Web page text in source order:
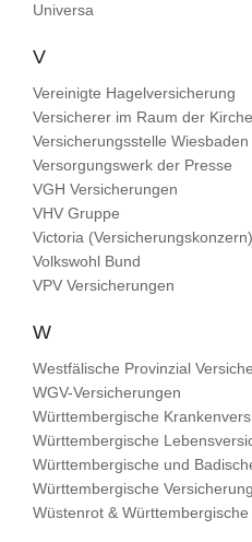
Universa
V
Vereinigte Hagelversicherung
Versicherer im Raum der
Versicherungsstelle Wiesbaden
Versorgungswerk der Presse
VGH Versicherungen
VHV Gruppe
Victoria (Versicherungskonzern)
Volkswohl Bund
VPV Versicherungen
W
Westfälische Provinzial
WGV-Versicherungen
Württembergische
Württembergische
Württembergische und
Württembergische Versicherung
Wüstenrot & Württembergische